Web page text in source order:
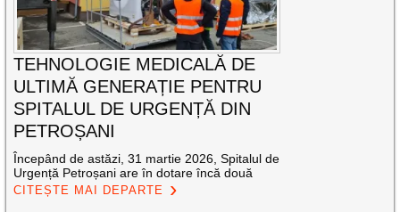
TEHNOLOGIE MEDICALĂ DE
ULTIMĂ GENERAȚIE PENTRU
SPITALUL DE URGENȚĂ DIN
PETROȘANI
Începând de astăzi, 31 martie 2026, Spitalul de
Urgență Petroșani are în dotare încă două
CITEȘTE MAI DEPARTE